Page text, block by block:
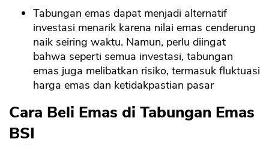
Tabungan emas dapat menjadi alternatif
investasi menarik karena nilai emas cenderung
naik seiring waktu. Namun, perlu diingat
bahwa seperti semua investasi, tabungan
emas juga melibatkan risiko, termasuk fluktuasi
harga emas dan ketidakpastian pasar
Cara Beli Emas di Tabungan Emas
BSI